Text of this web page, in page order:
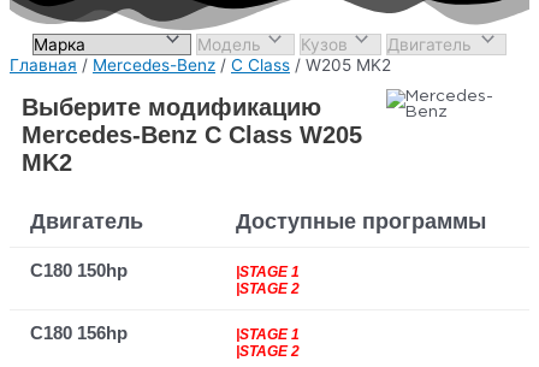
Главная / Mercedes-Benz / C Class / W205 MK2
Выберите модификацию
Mercedes-Benz C Class W205
MK2
Двигатель Доступные программы
C180 150hp
|STAGE 1
|STAGE 2
C180 156hp
|STAGE 1
|STAGE 2